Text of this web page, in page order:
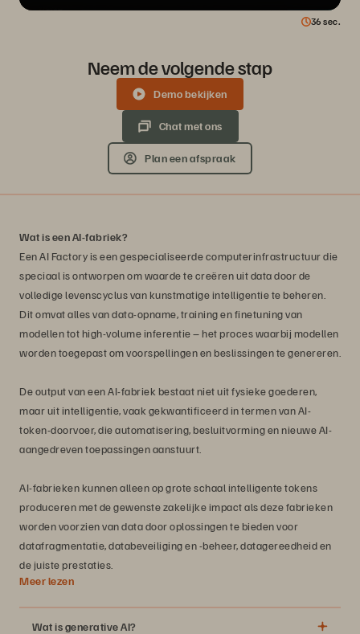
36 sec.
Neem de volgende stap
Demo bekijken
Chat met ons
Plan een afspraak
Wat is een AI-fabriek?
Een AI Factory is een gespecialiseerde computerinfrastructuur die
speciaal is ontworpen om waarde te creëren uit data door de
volledige levenscyclus van kunstmatige intelligentie te beheren.
Dit omvat alles van data-opname, training en finetuning van
modellen tot high-volume inferentie – het proces waarbij modellen
worden toegepast om voorspellingen en beslissingen te genereren.
De output van een AI-fabriek bestaat niet uit fysieke goederen,
maar uit intelligentie, vaak gekwantificeerd in termen van AI-
token-doorvoer, die automatisering, besluitvorming en nieuwe AI-
aangedreven toepassingen aanstuurt.
AI-fabrieken kunnen alleen op grote schaal intelligente tokens
produceren met de gewenste zakelijke impact als deze fabrieken
worden voorzien van data door oplossingen te bieden voor
datafragmentatie, databeveiliging en -beheer, datagereedheid en
de juiste prestaties.
Meer lezen
Wat is generative AI?